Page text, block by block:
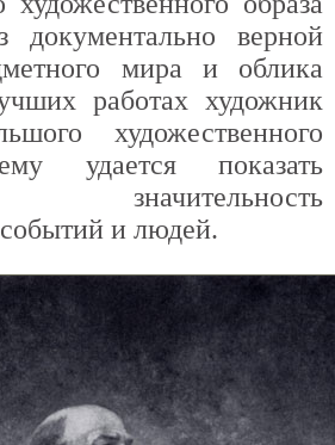
документально верной
мира и облика
работах художник
художественного
удается показать
значительность
и людей.